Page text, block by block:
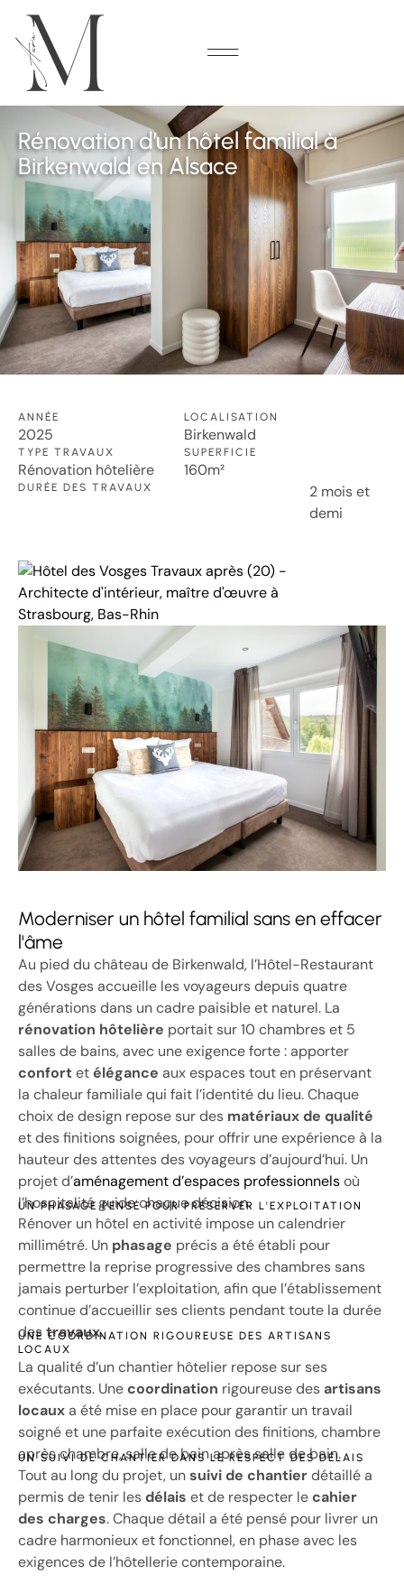
Rénovation d’un hôtel familial à
Birkenwald en Alsace
ANNÉE
2025
LOCALISATION
Birkenwald
TYPE TRAVAUX
Rénovation hôtelière
SUPERFICIE
160m²
DURÉE DES TRAVAUX
2 mois et
demi
Moderniser un hôtel familial sans en effacer
l'âme
Au pied du château de Birkenwald, l’Hôtel-Restaurant
des Vosges accueille les voyageurs depuis quatre
générations dans un cadre paisible et naturel. La
rénovation hôtelière portait sur 10 chambres et 5
salles de bains, avec une exigence forte : apporter
confortetélégance aux espaces tout en préservant
la chaleur familiale qui fait l’identité du lieu. Chaque
choix de design repose sur des matériaux de qualité
et des finitions soignées, pour offrir une expérience à la
hauteur des attentes des voyageurs d’aujourd’hui. Un
projet d’aménagement d’espaces professionnelsoù
l’hospitalité guide chaque décision.
UN PHASAGE PENSÉ POUR PRÉSERVER L'EXPLOITATION
Rénover un hôtel en activité impose un calendrier
millimétré. Un phasage précis a été établi pour
permettre la reprise progressive des chambres sans
jamais perturber l’exploitation, afin que l’établissement
continue d’accueillir ses clients pendant toute la durée
destravaux.
UNE COORDINATION RIGOUREUSE DES ARTISANS
LOCAUX
La qualité d’un chantier hôtelier repose sur ses
exécutants. Unecoordination rigoureuse des artisans
locauxa été mise en place pour garantir un travail
soigné et une parfaite exécution des finitions, chambre
après chambre, salle de bain après salle de bain.
UN SUIVI DE CHANTIER DANS LE RESPECT DES DÉLAIS
Tout au long du projet, unsuivi de chantierdétaillé a
permis de tenir lesdélais et de respecter lecahier
des charges. Chaque détail a été pensé pour livrer un
cadre harmonieux et fonctionnel, en phase avec les
exigences de l’hôtellerie contemporaine.
Cookies management panel